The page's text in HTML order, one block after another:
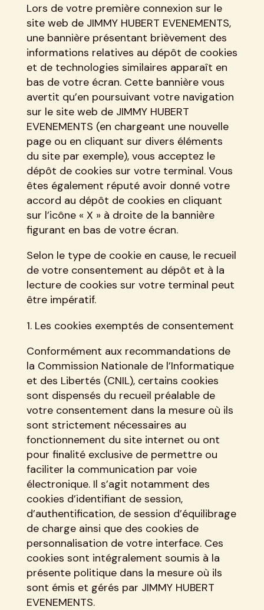
Lors de votre première connexion sur le
site web de JIMMY HUBERT EVENEMENTS,
une bannière présentant brièvement des
informations relatives au dépôt de cookies
et de technologies similaires apparaît en
bas de votre écran. Cette bannière vous
avertit qu’en poursuivant votre navigation
sur le site web de JIMMY HUBERT
EVENEMENTS (en chargeant une nouvelle
page ou en cliquant sur divers éléments
du site par exemple), vous acceptez le
dépôt de cookies sur votre terminal. Vous
êtes également réputé avoir donné votre
accord au dépôt de cookies en cliquant
sur l’icône « X » à droite de la bannière
figurant en bas de votre écran.
Selon le type de cookie en cause, le recueil
de votre consentement au dépôt et à la
lecture de cookies sur votre terminal peut
être impératif.
Les cookies exemptés de consentement
Conformément aux recommandations de
la Commission Nationale de l’Informatique
et des Libertés (CNIL), certains cookies
sont dispensés du recueil préalable de
votre consentement dans la mesure où ils
sont strictement nécessaires au
fonctionnement du site internet ou ont
pour finalité exclusive de permettre ou
faciliter la communication par voie
électronique. Il s’agit notamment des
cookies d’identifiant de session,
d’authentification, de session d’équilibrage
de charge ainsi que des cookies de
personnalisation de votre interface. Ces
cookies sont intégralement soumis à la
présente politique dans la mesure où ils
sont émis et gérés par JIMMY HUBERT
EVENEMENTS.